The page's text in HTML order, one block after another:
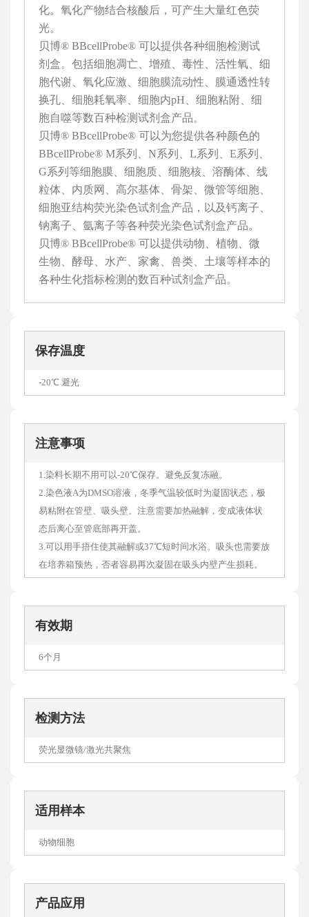
化。氧化产物结合核酸后，可产生大量红色荧
光。
贝博® BBcellProbe® 可以提供各种细胞检测试
剂盒。包括细胞凋亡、增殖、毒性、活性氧、细
胞代谢、氧化应激、细胞膜流动性、膜通透性转
换孔、细胞耗氧率、细胞内pH、细胞粘附、细
胞自噬等数百种检测试剂盒产品。
贝博® BBcellProbe® 可以为您提供各种颜色的
BBcellProbe® M系列、N系列、L系列、E系列、
G系列等细胞膜、细胞质、细胞核、溶酶体、线
粒体、内质网、高尔基体、骨架、微管等细胞、
细胞亚结构荧光染色试剂盒产品，以及钙离子、
钠离子、氩离子等各种荧光染色试剂盒产品。
贝博® BBcellProbe® 可以提供动物、植物、微
生物、酵母、水产、家禽、兽类、土壤等样本的
各种生化指标检测的数百种试剂盒产品。
保存温度
-20℃ 避光
注意事项
1.染料长期不用可以-20℃保存。避免反复冻融。
2.染色液A为DMSO溶液，冬季气温较低时为凝固状态，极
易粘附在管壁、吸头壁。注意需要加热融解，变成液体状
态后离心至管底部再开盖。
3.可以用手捂住使其融解或37℃短时间水浴。吸头也需要放
在培养箱预热，否者容易再次凝固在吸头内壁产生损耗。
有效期
6个月
检测方法
荧光显微镜/激光共聚焦
适用样本
动物细胞
产品应用